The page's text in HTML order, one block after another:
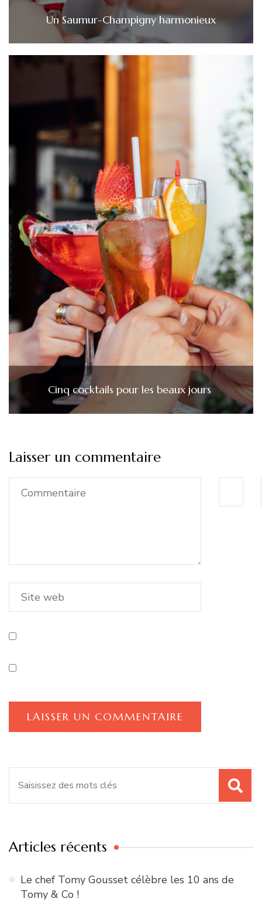
Un Saumur-Champigny harmonieux
Cinq cocktails pour les beaux jours
Laisser un commentaire
Articles récents
Le chef Tomy Gousset célèbre les 10 ans de
Tomy & Co !